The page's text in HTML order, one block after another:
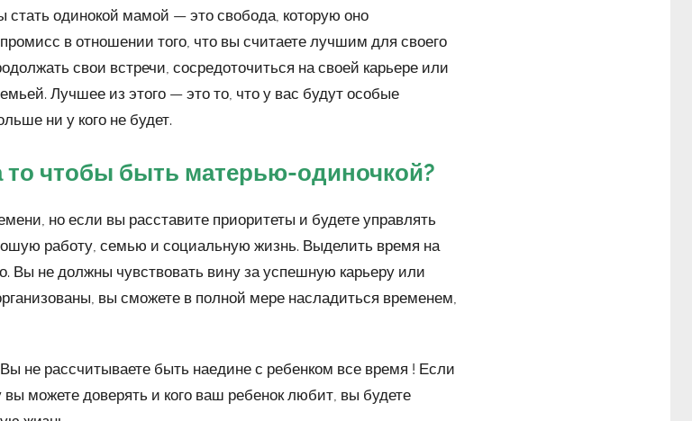
одинокой мамой — это свобода, которую оно
в отношении того, что вы считаете лучшим для своего
свои встречи, сосредоточиться на своей карьере или
Лучшее из этого — это то, что у вас будут особые
ни у кого не будет.
то чтобы быть матерью-одиночкой?
но если вы расставите приоритеты и будете управлять
работу, семью и социальную жизнь. Выделить время на
Вы не должны чувствовать вину за успешную карьеру или
вы сможете в полной мере насладиться временем,
не рассчитываете быть наедине с ребенком все время ! Если
можете доверять и кого ваш ребенок любит, вы будете